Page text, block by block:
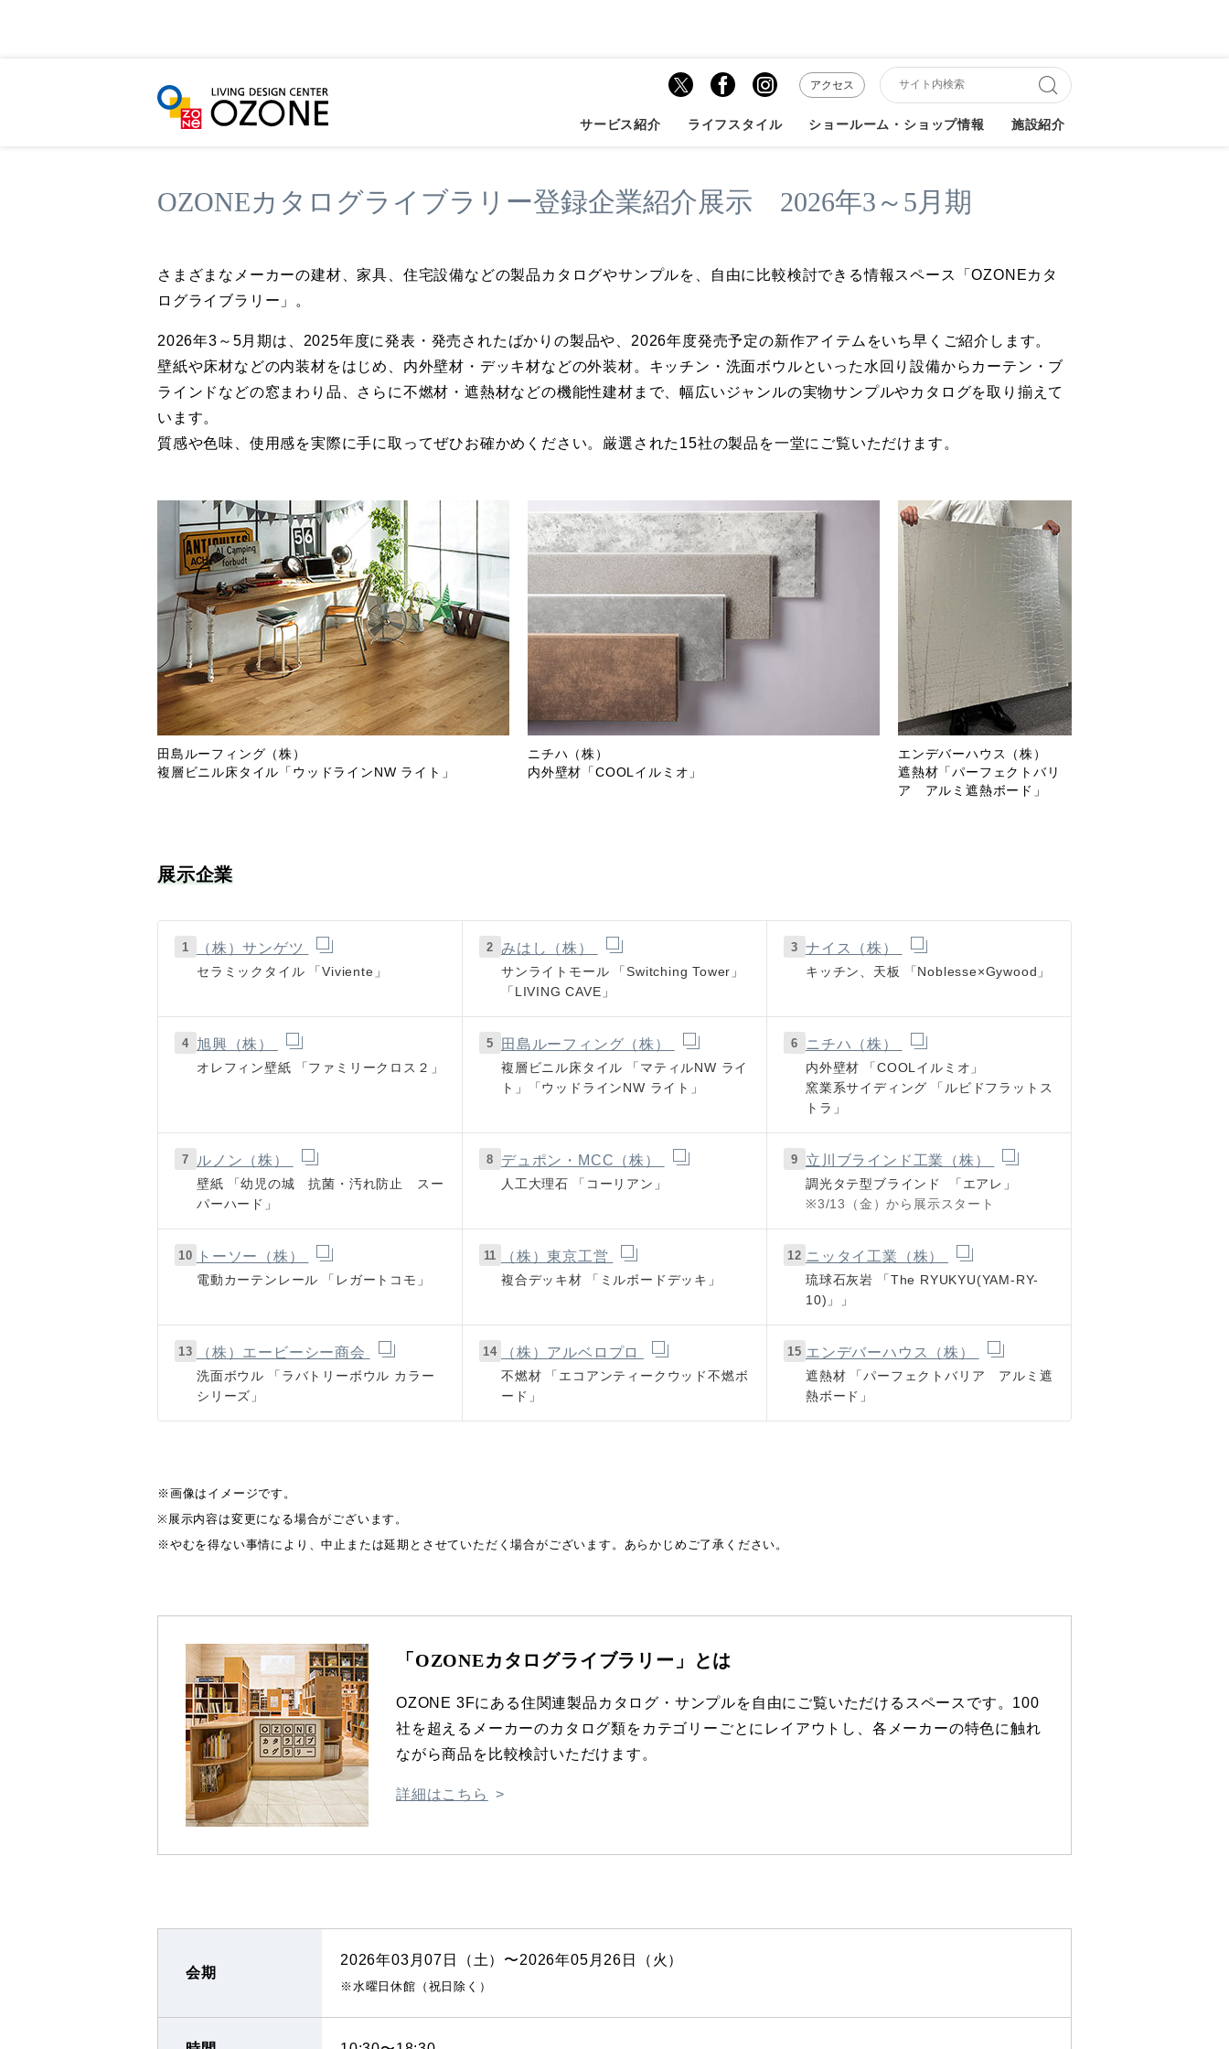
アクセス
サービス紹介 ライフスタイル ショールーム・ショップ情報 施設紹介
HOME イベント＆ニュース イベント一覧
OZONEカタログライブラリー登録企業紹介展示 2026年3～5月期
さまざまなメーカーの建材、家具、住宅設備などの製品カタログやサンプルを、自由に比較検討できる情報スペース「OZONEカタ
ログライブラリー」。
2026年3～5月期は、2025年度に発表・発売されたばかりの製品や、2026年度発売予定の新作アイテムをいち早くご紹介します。
壁紙や床材などの内装材をはじめ、内外壁材・デッキ材などの外装材。キッチン・洗面ボウルといった水回り設備からカーテン・ブ
ラインドなどの窓まわり品、さらに不燃材・遮熱材などの機能性建材まで、幅広いジャンルの実物サンプルやカタログを取り揃えて
います。
質感や色味、使用感を実際に手に取ってぜひお確かめください。厳選された15社の製品を一堂にご覧いただけます。
田島ルーフィング（株）
複層ビニル床タイル「ウッドラインNW ライト」
ニチハ（株）
内外壁材「COOLイルミオ」
エンデバーハウス（株）
遮熱材「パーフェクトバリ
ア アルミ遮熱ボード」
展示企業
1 （株）サンゲツ
セラミックタイル 「Viviente」
2 みはし（株）
サンライトモール
「Switching Tower」
「LIVING CAVE」
3 ナイス（株）
キッチン、天板 「Noblesse×Gywood」
4 旭興（株）
オレフィン壁紙 「ファミリークロス２」
5 田島ルーフィング（株）
複層ビニル床タイル
「マティルNW ライ
ト」「ウッドラインNW ライト」
6 ニチハ（株）
内外壁材
「COOLイルミオ」
窯業系サイディング
「ルビドフラットス
トラ」
7 ルノン（株）
壁紙
「幼児の城 抗菌・汚れ防止 スー
パーハード」
8 デュポン・MCC（株）
人工大理石 「コーリアン」
9 立川ブラインド工業（株）
調光タテ型ブラインド
「エアレ」
※3/13（金）から展示スタート
10 トーソー（株）
電動カーテンレール 「レガートコモ」
11 （株）東京工営
複合デッキ材 「ミルボードデッキ」
12 ニッタイ工業（株）
琉球石灰岩
「The RYUKYU(YAM-RY-
10)」」
13 （株）エービーシー商会
洗面ボウル
「ラバトリーボウル カラー
シリーズ」
14 （株）アルベロプロ
不燃材
「エコアンティークウッド不燃ボ
ード」
15 エンデバーハウス（株）
遮熱材
「パーフェクトバリア アルミ遮
熱ボード」
※画像はイメージです。
※展示内容は変更になる場合がございます。
※やむを得ない事情により、中止または延期とさせていただく場合がございます。あらかじめご了承ください。
「OZONEカタログライブラリー」とは
OZONE 3Fにある住関連製品カタログ・サンプルを自由にご覧いただけるスペースです。100
社を超えるメーカーのカタログ類をカテゴリーごとにレイアウトし、各メーカーの特色に触れ
ながら商品を比較検討いただけます。
詳細はこちら
会期
2026年03月07日（土）〜2026年05月26日（火）
※水曜日休館（祝日除く）